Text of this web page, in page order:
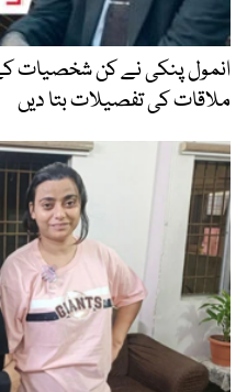
انمول پنکی نے کن شخصیات
ملاقات کی تفصیلات بتا دیں